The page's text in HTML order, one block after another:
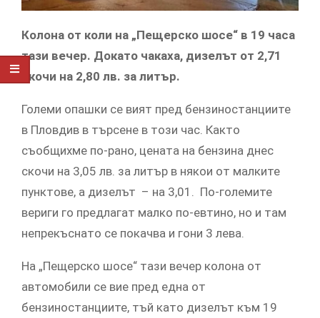
Колона от коли на „Пещерско шосе“ в 19 часа
тази вечер. Докато чакаха, дизелът от 2,71
скочи на 2,80 лв. за литър.
Големи опашки се вият пред бензиностанциите
в Пловдив в търсене в този час. Както
съобщихме по-рано, цената на бензина днес
скочи на 3,05 лв. за литър в някои от малките
пунктове, а дизелът – на 3,01. По-големите
вериги го предлагат малко по-евтино, но и там
непрекъснато се покачва и гони 3 лева.
На „Пещерско шосе“ тази вечер колона от
автомобили се вие пред една от
бензиностанциите, тъй като дизелът към 19